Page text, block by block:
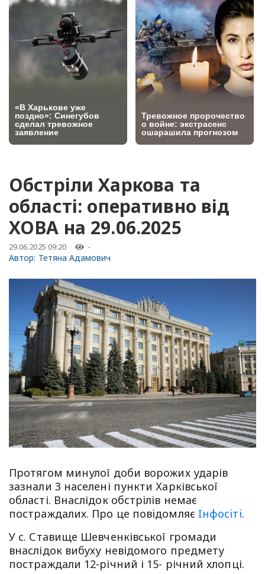
Обстріли Харкова та
області: оперативно від
ХОВА на 29.06.2025
29.06.2025 09:20 -
Автор: Тетяна Адамович
Протягом минулої доби ворожих ударів
зазнали 3 населені пункти Харківської
області. Внаслідок обстрілів немає
постраждалих. Про це повiдомляє Iнфосiтi.
У с. Ставище Шевченківської громади
внаслідок вибуху невідомого предмету
постраждали 12-річний і 15- річний хлопці.